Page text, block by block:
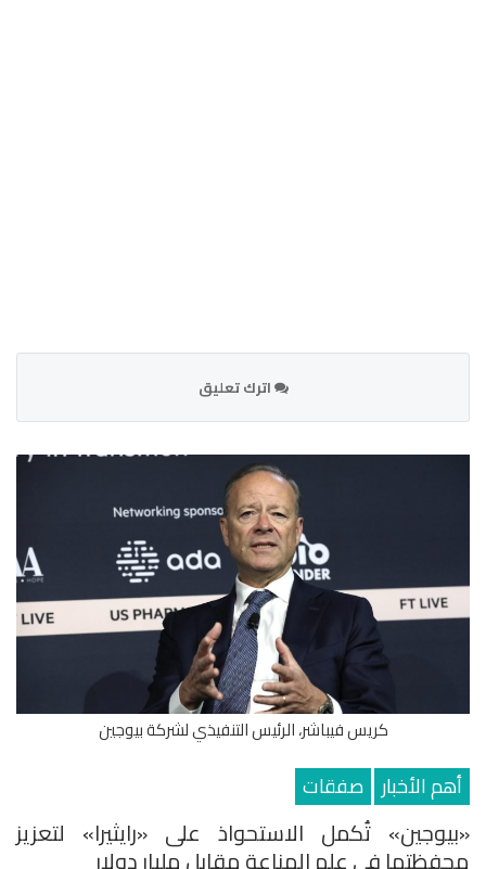
اترك تعليق
كريس فيباشر، الرئيس التنفيذي لشركة بيوجين
أهم الأخبار صفقات
«بيوجين» تُكمل الاستحواذ على «رايثيرا» لتعزيز